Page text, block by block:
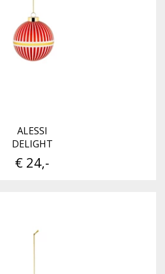
ALESSI
DELIGHT
€ 24,-